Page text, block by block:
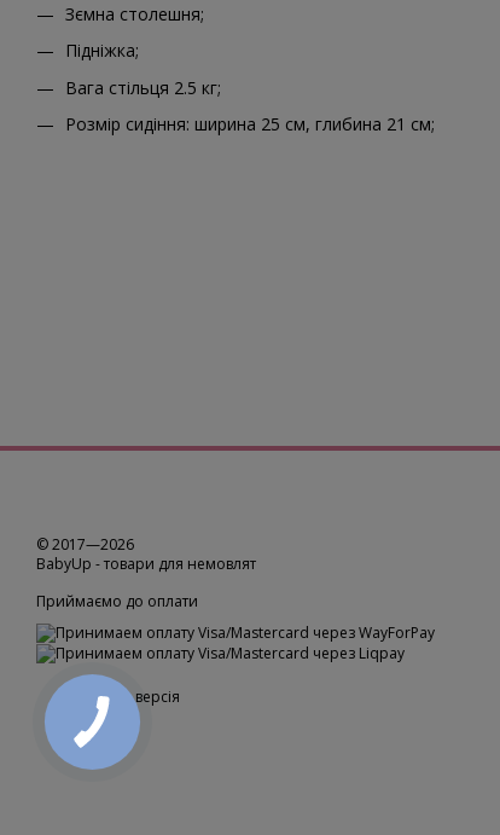
Зємна столешня;
Підніжка;
Вага стільця 2.5 кг;
Розмір сидіння: ширина 25 см, глибина 21 см;
© 2017—2026
BabyUp -товари для немовлят
Приймаємо до оплати
Мобільна версія